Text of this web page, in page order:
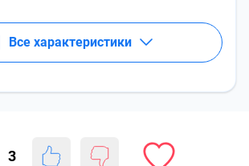
Все характеристики
3